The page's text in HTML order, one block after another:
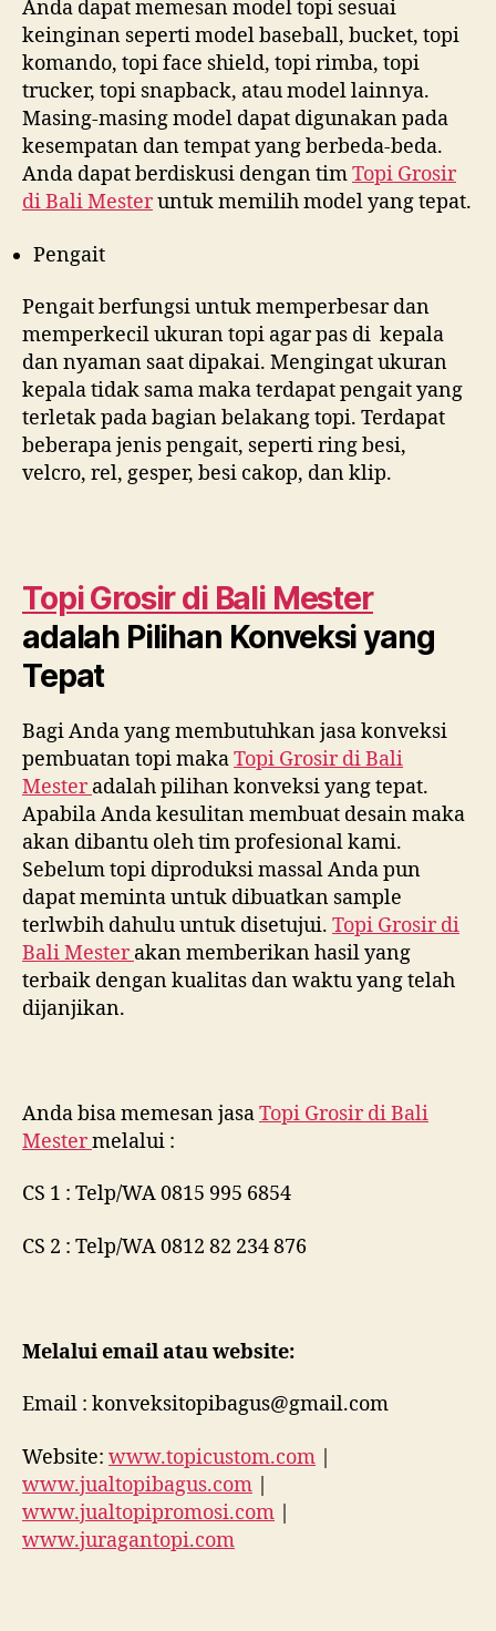
Anda dapat memesan model topi sesuai
keinginan seperti model baseball, bucket, topi
komando, topi face shield, topi rimba, topi
trucker, topi snapback, atau model lainnya.
Masing-masing model dapat digunakan pada
kesempatan dan tempat yang berbeda-beda.
Anda dapat berdiskusi dengan timTopi Grosir
diBali Mesteruntuk memilih model yang tepat.
Pengait
Pengait berfungsi untuk memperbesar dan
memperkecil ukuran topi agar pas di kepala
dan nyaman saat dipakai. Mengingat ukuran
kepala tidak sama maka terdapat pengait yang
terletak pada bagian belakang topi. Terdapat
beberapa jenis pengait, seperti ring besi,
velcro, rel, gesper, besi cakop, dan klip.
Topi Grosir di Bali Mester
adalah Pilihan Konveksi yang
Tepat
Bagi Anda yang membutuhkan jasa konveksi
pembuatan topi makaTopi Grosir diBali
Mester adalah pilihan konveksi yang tepat.
Apabila Anda kesulitan membuat desain maka
akan dibantu oleh tim profesional kami.
Sebelum topi diproduksi massal Anda pun
dapat meminta untuk dibuatkan sample
terlwbih dahulu untuk disetujui. Topi Grosir di
Bali Mester akan memberikan hasil yang
terbaik dengan kualitas dan waktu yang telah
dijanjikan.
Anda bisa memesan jasaTopi Grosir diBali
Mestermelalui :
CS 1 : Telp/WA 0815 995 6854
CS 2 : Telp/WA 0812 82 234 876
Melalui email atau website:
Email : konveksitopibagus@gmail.com
Website: www.topicustom.com |
www.jualtopibagus.com |
www.jualtopipromosi.com |
www.juragantopi.com